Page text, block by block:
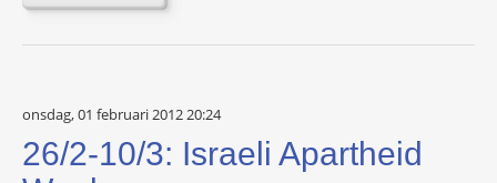
onsdag, 01 februari 2012 20:24
26/2-10/3: Israeli Apartheid